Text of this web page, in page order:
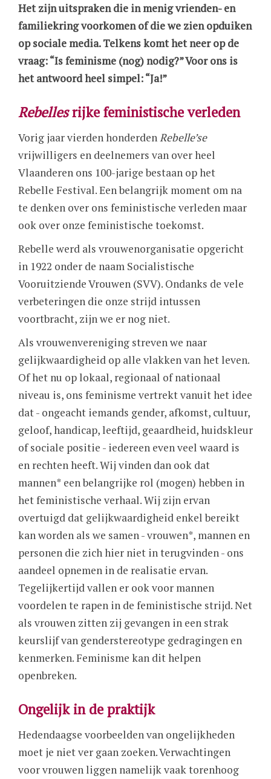
Het zijn uitspraken die in menig vrienden- en
familiekring voorkomen of die we zien opduiken
op sociale media. Telkens komt het neer op de
vraag: “Is feminisme (nog) nodig?” Voor ons is
het antwoord heel simpel: “Ja!”
Rebellesrijke feministische verleden
Vorig jaar vierden honderden Rebelle’se
vrijwilligers en deelnemers van over heel
Vlaanderen ons 100-jarige bestaan op het
Rebelle Festival. Een belangrijk moment om na
te denken over ons feministische verleden maar
ook over onze feministische toekomst.
Rebelle werd als vrouwenorganisatie opgericht
in 1922 onder de naam Socialistische
Vooruitziende Vrouwen (SVV). Ondanks de vele
verbeteringen die onze strijd intussen
voortbracht, zijn we er nog niet.
Als vrouwenvereniging streven we naar
gelijkwaardigheid op alle vlakken van het leven.
Of het nu op lokaal, regionaal of nationaal
niveau is, ons feminisme vertrekt vanuit het idee
dat - ongeacht iemands gender, afkomst, cultuur,
geloof, handicap, leeftijd, geaardheid, huidskleur
of sociale positie - iedereen even veel waard is
en rechten heeft. Wij vinden dan ook dat
mannen* een belangrijke rol (mogen) hebben in
het feministische verhaal. Wij zijn ervan
overtuigd dat gelijkwaardigheid enkel bereikt
kan worden als we samen - vrouwen*, mannen en
personen die zich hier niet in terugvinden - ons
aandeel opnemen in de realisatie ervan.
Tegelijkertijd vallen er ook voor mannen
voordelen te rapen in de feministische strijd. Net
als vrouwen zitten zij gevangen in een strak
keurslijf van genderstereotype gedragingen en
kenmerken. Feminisme kan dit helpen
openbreken.
Ongelijk in de praktijk
Hedendaagse voorbeelden van ongelijkheden
moet je niet ver gaan zoeken. Verwachtingen
voor vrouwen liggen namelijk vaak torenhoog